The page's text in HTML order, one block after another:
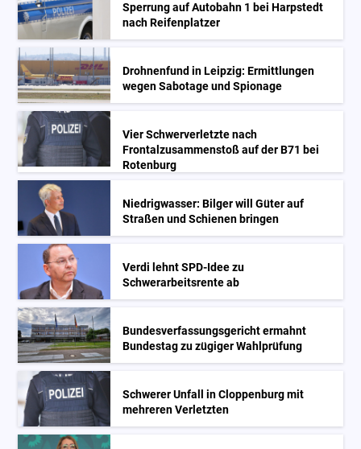
Sperrung auf Autobahn 1 bei Harpstedt
nach Reifenplatzer
Drohnenfund in Leipzig: Ermittlungen
wegen Sabotage und Spionage
Vier Schwerverletzte nach
Frontalzusammenstoß auf der B71 bei
Rotenburg
Niedrigwasser: Bilger will Güter auf
Straßen und Schienen bringen
Verdi lehnt SPD-Idee zu
Schwerarbeitsrente ab
Bundesverfassungsgericht ermahnt
Bundestag zu zügiger Wahlprüfung
Schwerer Unfall in Cloppenburg mit
mehreren Verletzten